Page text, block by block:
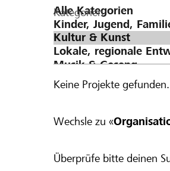
Kategorien
Keine Projekte gefunden.
Wechsle zu «
Überprüfe bitte deinen